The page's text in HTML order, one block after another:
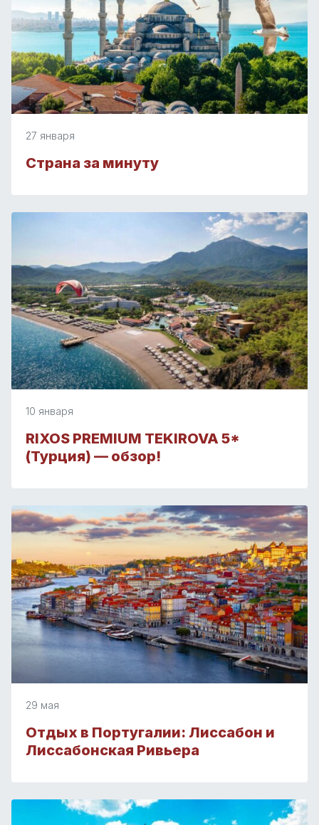
27 января
Страна за минуту
10 января
RIXOS PREMIUM TEKIROVA 5*
(Турция) — обзор!
29 мая
Отдых в Португалии: Лиссабон и
Лиссабонская Ривьера